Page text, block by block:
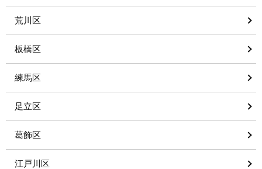
荒川区
板橋区
練馬区
足立区
葛飾区
江戸川区